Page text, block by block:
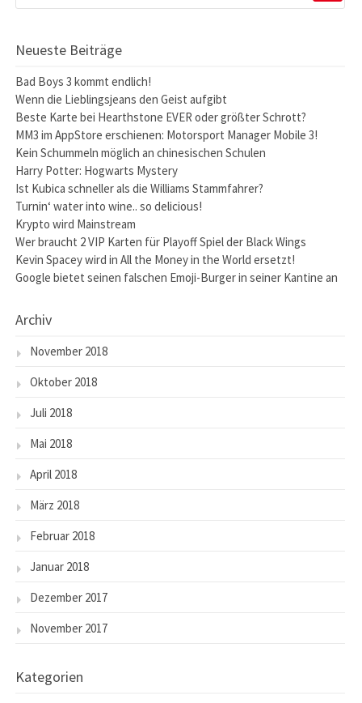
Neueste Beiträge
Bad Boys 3 kommt endlich!
Wenn die Lieblingsjeans den Geist aufgibt
Beste Karte bei Hearthstone EVER oder größter Schrott?
MM3 im AppStore erschienen: Motorsport Manager Mobile 3!
Kein Schummeln möglich an chinesischen Schulen
Harry Potter: Hogwarts Mystery
Ist Kubica schneller als die Williams Stammfahrer?
Turnin‘ water into wine.. so delicious!
Krypto wird Mainstream
Wer braucht 2 VIP Karten für Playoff Spiel der Black Wings
Kevin Spacey wird in All the Money in the World ersetzt!
Google bietet seinen falschen Emoji-Burger in seiner Kantine an
Archiv
November 2018
Oktober 2018
Juli 2018
Mai 2018
April 2018
März 2018
Februar 2018
Januar 2018
Dezember 2017
November 2017
Kategorien